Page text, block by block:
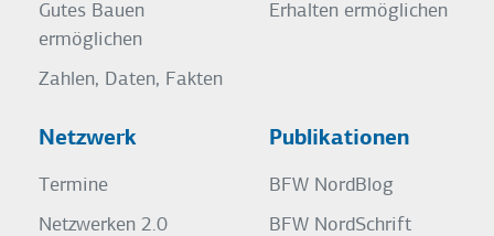
Gutes Bauen
ermöglichen
Zahlen, Daten, Fakten
Erhalten ermöglichen
Netzwerk
Termine
Netzwerken 2.0
Publikationen
BFW NordBlog
BFW NordSchrift